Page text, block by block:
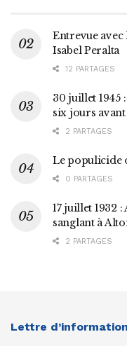
Entrevue
Isabel Peralta
12 PARTAGES
30 juillet 1945
six jours
2 PARTAGES
Le populicide
0 PARTAGES
17 juillet 1932
sanglant à
2 PARTAGES
Lettre d’information